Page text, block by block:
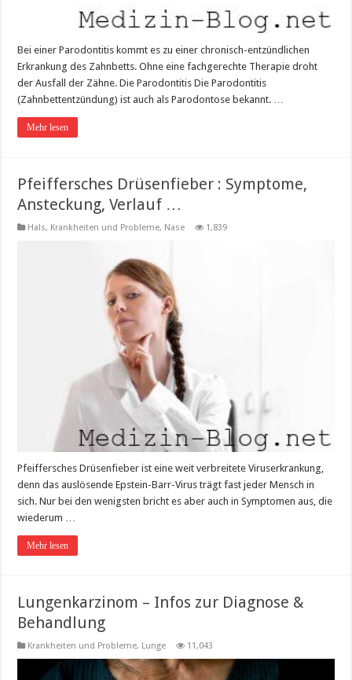
Bei einer Parodontitis kommt es zu einer chronisch-entzündlichen
Erkrankung des Zahnbetts. Ohne eine fachgerechte Therapie droht
der Ausfall der Zähne. Die Parodontitis Die Parodontitis
(Zahnbettentzündung) ist auch als Parodontose bekannt. …
Mehr lesen
Pfeiffersches Drüsenfieber : Symptome,
Ansteckung, Verlauf …
Hals, Krankheiten und Probleme, Nase 1,839
Pfeiffersches Drüsenfieber ist eine weit verbreitete Viruserkrankung,
denn das auslösende Epstein-Barr-Virus trägt fast jeder Mensch in
sich. Nur bei den wenigsten bricht es aber auch in Symptomen aus, die
wiederum …
Mehr lesen
Lungenkarzinom – Infos zur Diagnose &
Behandlung
Krankheiten und Probleme, Lunge 11,043